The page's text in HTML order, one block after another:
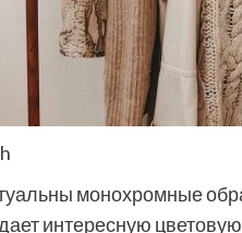
монохромные
интересную